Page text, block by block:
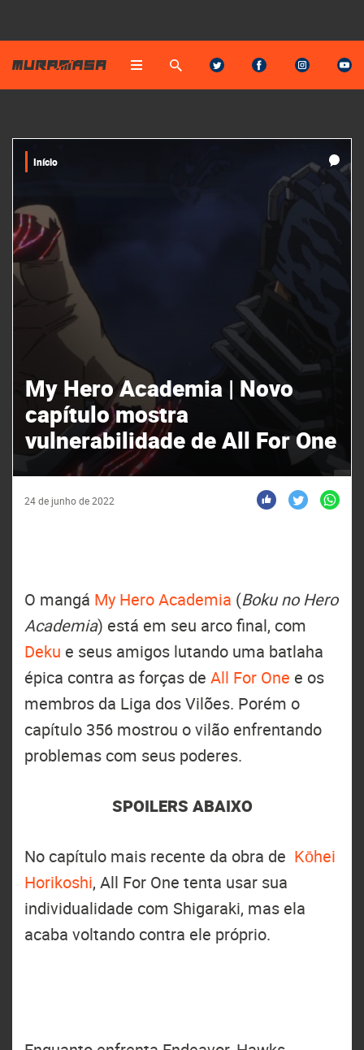
Início
My Hero Academia | Novo
capítulo mostra
vulnerabilidade de All For One
24 de junho de 2022
O mangá My Hero Academia (Boku no Hero
Academia) está em seu arco final, com
Deku e seus amigos lutando uma batlaha
épica contra as forças de All For One e os
membros da Liga dos Vilões. Porém o
capítulo 356 mostrou o vilão enfrentando
problemas com seus poderes.
SPOILERS ABAIXO
No capítulo mais recente da obra de Kōhei
Horikoshi, All For One tenta usar sua
individualidade com Shigaraki, mas ela
acaba voltando contra ele próprio.